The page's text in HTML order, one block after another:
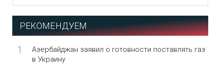
РЕКОМЕНДУЕМ
1
Азербайджан заявил о готовности поставлять газ
в Украину